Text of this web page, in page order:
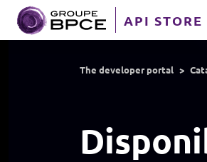
Aller au contenu principal
GROUP
API STORE
The developer portal